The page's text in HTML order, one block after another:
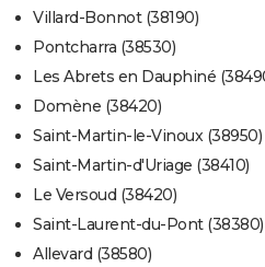
Villard-Bonnot (38190)
Pontcharra (38530)
Les Abrets en Dauphiné
Domène (38420)
Saint-Martin-le-Vinoux (38950)
Saint-Martin-d'Uriage (38410)
Le Versoud (38420)
Saint-Laurent-du-Pont (38380)
Allevard (38580)